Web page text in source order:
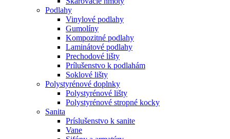
Podlahy
Vinylové podlahy
Gumolíny
Kompozitné podlahy
Laminátové podlahy
Prechodové lišty
Prílušenstvo k podlahám
Soklové lišty
Polystyrénové doplnky
Polystyrénové lišty
Polystyrénové stropné kocky
Sanita
Príslušenstvo k sanite
Vane